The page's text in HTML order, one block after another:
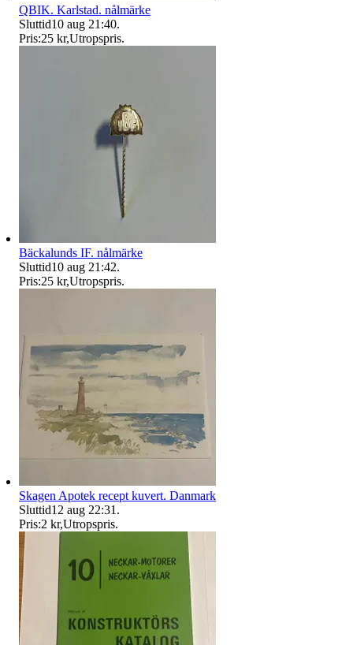
QBIK. Karlstad. nålmärke
Sluttid10 aug 21:40.
Pris:25 kr,Utropspris.
Bäckalunds IF. nålmärke
Sluttid10 aug 21:42.
Pris:25 kr,Utropspris.
Skagen Apotek recept kuvert. Danmark
Sluttid12 aug 22:31 .
Pris:2 kr,Utropspris.